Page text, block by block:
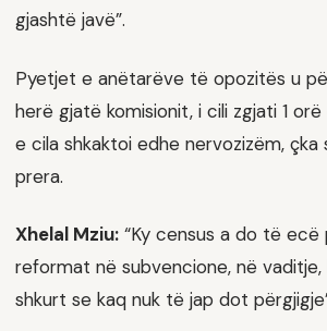
gjashtë javë”.
Pyetjet e anëtarëve të opozitës u
herë gjatë komisionit, i cili zgjati 1
e cila shkaktoi edhe nervozizëm, çka
prera.
Xhelal Mziu: “Ky census a do të ecë
reformat në subvencione, në vaditje,
shkurt se kaq nuk të jap dot